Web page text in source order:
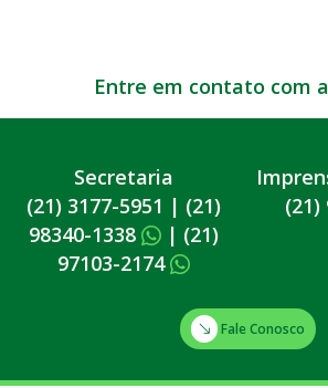
Entre em contato com a
Secretaria
(21) 3177-5951 | (21)
98340-1338
| (21)
97103-2174
(21)
Fale Conosco